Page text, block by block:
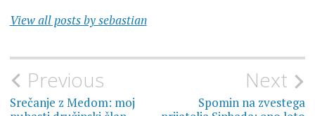
View all posts by sebastian
Navigacija
prispevka
Previous
Srečanje z Medom: moj
Next
Spomin na zvestega